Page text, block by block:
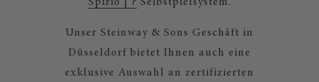
Unser Steinway & Sons Geschäft in
Düsseldorf bietet Ihnen auch eine
exklusive Auswahl an zertifizierten